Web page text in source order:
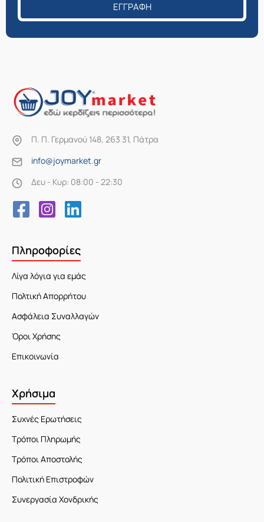
ΕΓΓΡΑΦΉ
Π. Π. Γερμανού 148, 263 31, Πάτρα
info@joymarket.gr
Δευ - Κυρ: 08:00 - 22:30
Πληροφορίες
Λίγα λόγια για εμάς
Πολτική Απορρήτου
Ασφάλεια Συναλλαγών
Όροι Χρήσης
Επικοινωνία
Χρήσιμα
Συχνές Ερωτήσεις
Τρόποι Πληρωμής
Τρόποι Αποστολής
Πολιτική Επιστροφών
Συνεργασία Χονδρικής